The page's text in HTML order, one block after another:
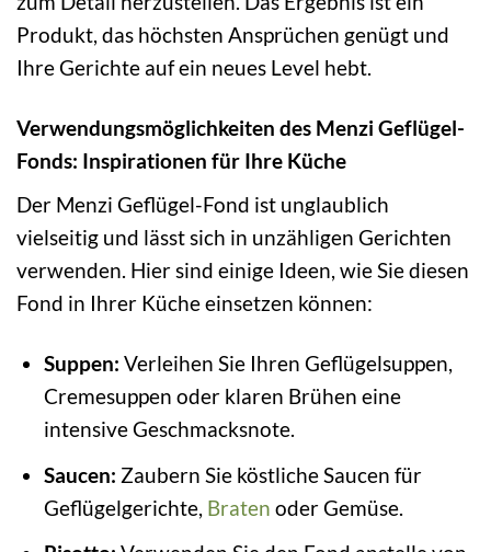
Produkt, das höchsten Ansprüchen genügt und
Ihre Gerichte auf ein neues Level hebt.
Verwendungsmöglichkeiten des Menzi Geflügel-
Fonds: Inspirationen für Ihre Küche
Der Menzi Geflügel-Fond ist unglaublich
vielseitig und lässt sich in unzähligen Gerichten
verwenden. Hier sind einige Ideen, wie Sie diesen
Fond in Ihrer Küche einsetzen können:
Suppen: Verleihen Sie Ihren Geflügelsuppen,
Cremesuppen oder klaren Brühen eine
intensive Geschmacksnote.
Saucen: Zaubern Sie köstliche Saucen für
Geflügelgerichte, Braten oder Gemüse.